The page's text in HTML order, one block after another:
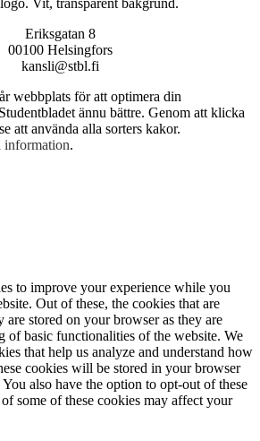
Eriksgatan 8
00100 Helsingfors
kansli@stbl.fi
webbplats för att optimera din
ännu bättre. Genom att klicka
att använda alla sorters kakor.
information.
to improve your experience while you
Out of these, the cookies that are
are stored on your browser as they are
of basic functionalities of the website. We
that help us analyze and understand how
cookies will be stored in your browser
also have the option to opt-out of these
some of these cookies may affect your